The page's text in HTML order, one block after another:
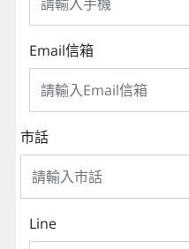
Email信箱
市話
Line